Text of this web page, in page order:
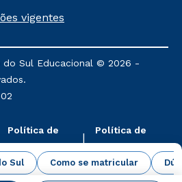
Sul Como se matricular
de matrícula será de R$
aos cursos: Ensino
a Docência e Metodologia
Atuais.
vigentes
do Sul Educacional © 2026 -
Política de
Privacidade
Política de
Cookies